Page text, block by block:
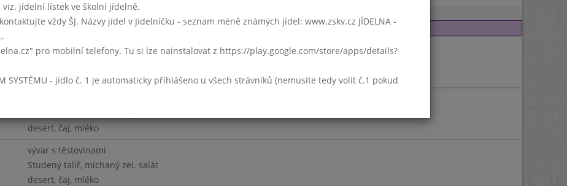
Týden 22
vývar s těstovinami
desert, čaj, mléko
desert, čaj, mléko
vývar s těstovinami
Studený talíř, míchaný zel. salát
desert, čaj, mléko
jídelní lístek ve školní jídelně.
vždy ŠJ. Názvy jídel v Jídelníčku - seznam méně známých jídel: www.zskv.cz JÍDELNA -
pro mobilní telefony. Tu si lze nainstalovat z https://play.google.com/store/apps/details?
SYSTÉMU - jídlo č. 1 je automaticky přihlášeno u všech strávníků (nemusíte tedy volit č.1 pokud